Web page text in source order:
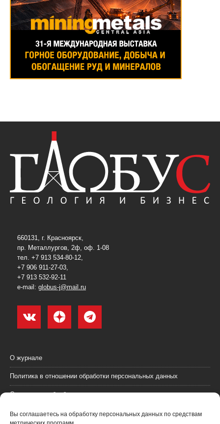
Вы соглашаетесь на обработку персональных данных по средствам
660131, г. Красноярск,
пр. Металлургов, 2ф, оф. 1-08
тел. +7 913 534-80-12,
+7 906 911-27-03,
+7 913 532-92-11
e-mail: globus-j@mail.ru
О журнале
Политика в отношении обработки персональных данных
Согласие на обработку персональных данных
Пользовательское соглашение (оферта)